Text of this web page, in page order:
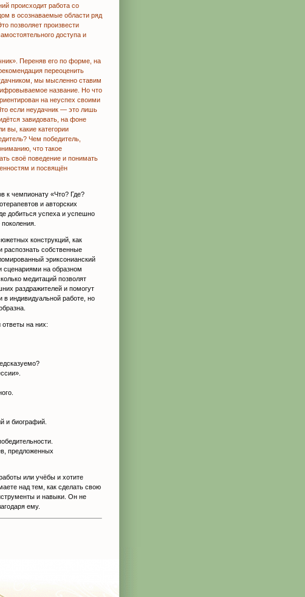
происходит работа со
в осознаваемые области ряд
позволяет произвести
доступа и
Переняв его по форме, на
переоценить
мы мысленно ставим
название. Но что
на неуспех своими
если неудачник — это лишь
завидовать, на фоне
вы, какие категории
Чем победитель,
что такое
своё поведение и понимать
и посвящён
к чемпионату «Что? Где?
и авторских
добиться успеха и успешно
конструкций, как
собственные
эриксонианский
сценариями на образном
медитаций позволят
раздражителей и помогут
индивидуальной работе, но
на них:
и биографий.
предложенных
или учёбы и хотите
над тем, как сделать свою
и навыки. Он не
ему.